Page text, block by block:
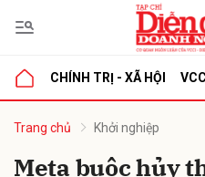
CHÍNH TRỊ - XÃ HỘI VCCI
Trang chủ Khởi nghiệp
Meta buộc hủy
luận